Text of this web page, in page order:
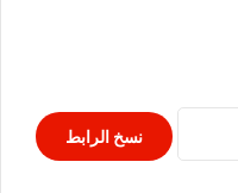
نسخ الرابط